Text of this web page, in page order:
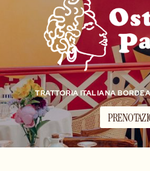
TRATTORIA ITALIANA